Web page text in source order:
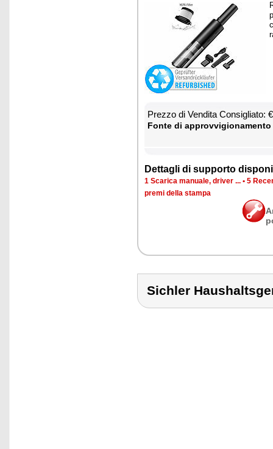
Prez­zo di Ven­di­ta Con­si­glia­to:
Fon­te di
Det­ta­gli di sup­por­to
1 Sca­ri­ca ma­nua­le, dri­ver ... • 5
pre­mi del­la stam­pa
Sichler